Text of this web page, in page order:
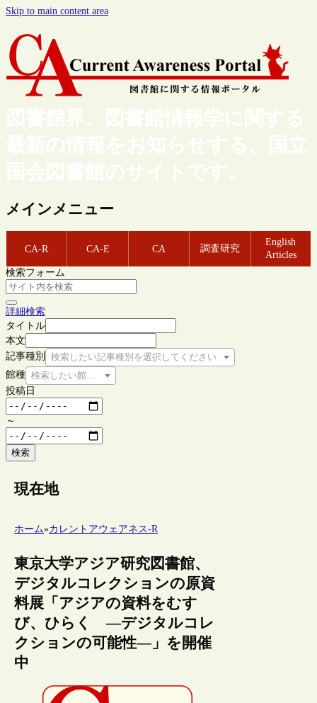
Skip to main content area
図書館界、図書館情報学に関する
最新の情報をお知らせする、国立
国会図書館のサイトです。
メインメニュー
CA-R CA-E CA 調査研究
English
Articles
検索フォーム
詳細検索
タイトル
本文
記事種別
検索したい記事種別を選択してください
館種 検索したい館種を選択してください
投稿日
～
検索
現在地
ホーム»カレントアウェアネス-R
東京大学アジア研究図書館、
デジタルコレクションの原資
料展「アジアの資料をむす
び、ひらく ―デジタルコレ
クションの可能性―」を開催
中